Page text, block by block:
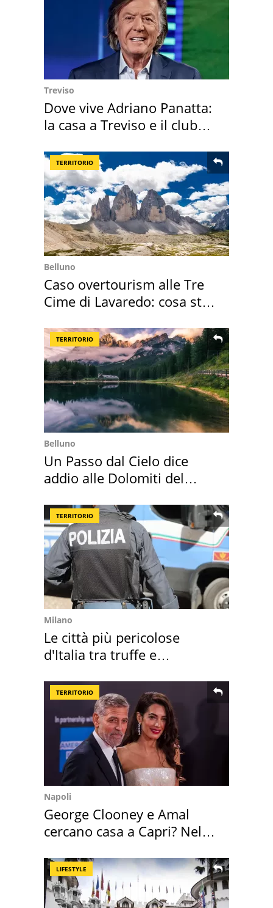
Treviso
Dove vive Adriano Panatta:
la casa a Treviso e il club
TERRITORIO
Belluno
Caso overtourism alle Tre
Cime di Lavaredo: cosa sta
TERRITORIO
Belluno
Un Passo dal Cielo dice
addio alle Dolomiti del
TERRITORIO
Milano
Le città più pericolose
d'Italia tra truffe e
TERRITORIO
Napoli
George Clooney e Amal
cercano casa a Capri? Nel
LIFESTYLE